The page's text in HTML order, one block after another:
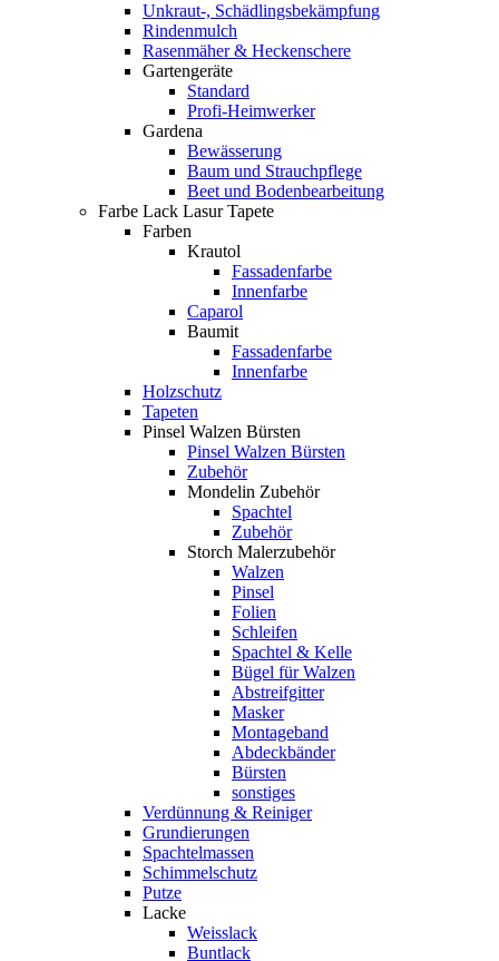
Unkraut-, Schädlingsbekämpfung
Rindenmulch
Rasenmäher & Heckenschere
Gartengeräte
Standard
Profi-Heimwerker
Gardena
Bewässerung
Baum und Strauchpflege
Beet und Bodenbearbeitung
Farbe Lack Lasur Tapete
Farben
Krautol
Fassadenfarbe
Innenfarbe
Caparol
Baumit
Fassadenfarbe
Innenfarbe
Holzschutz
Tapeten
Pinsel Walzen Bürsten
Pinsel Walzen Bürsten
Zubehör
Mondelin Zubehör
Spachtel
Zubehör
Storch Malerzubehör
Walzen
Pinsel
Folien
Schleifen
Spachtel & Kelle
Bügel für Walzen
Abstreifgitter
Masker
Montageband
Abdeckbänder
Bürsten
sonstiges
Verdünnung & Reiniger
Grundierungen
Spachtelmassen
Schimmelschutz
Putze
Lacke
Weisslack
Buntlack